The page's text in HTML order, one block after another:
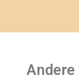
Andere